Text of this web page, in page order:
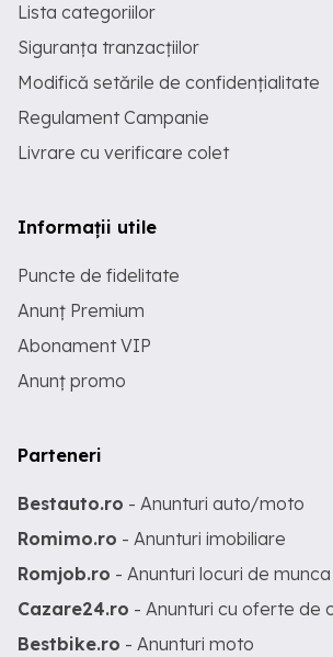
Lista categoriilor
Siguranța tranzacțiilor
Modifică setările de confidențialitate
Regulament Campanie
Livrare cu verificare colet
Informații utile
Puncte de fidelitate
Anunț Premium
Abonament VIP
Anunț promo
Parteneri
Bestauto.ro - Anunturi auto/moto
Romimo.ro - Anunturi imobiliare
Romjob.ro - Anunturi locuri de munca
Cazare24.ro - Anunturi cu oferte de
Bestbike.ro - Anunturi moto